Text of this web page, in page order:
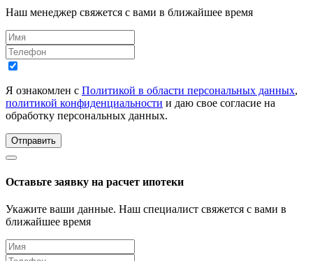
Наш менеджер свяжется с вами в ближайшее время
Я ознакомлен с Политикой в области персональных данных,
политикой конфиденциальности и даю свое согласие на
обработку персональных данных.
Отправить
Оставьте заявку на расчет ипотеки
Укажите ваши данные. Наш специалист свяжется с вами в
ближайшее время